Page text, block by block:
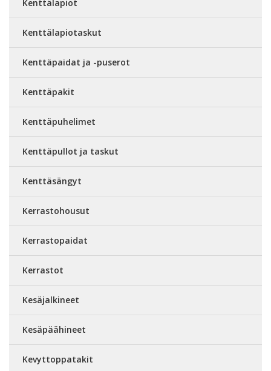
Kenttälapiot
Kenttälapiotaskut
Kenttäpaidat ja -puserot
Kenttäpakit
Kenttäpuhelimet
Kenttäpullot ja taskut
Kenttäsängyt
Kerrastohousut
Kerrastopaidat
Kerrastot
Kesäjalkineet
Kesäpäähineet
Kevyttoppatakit